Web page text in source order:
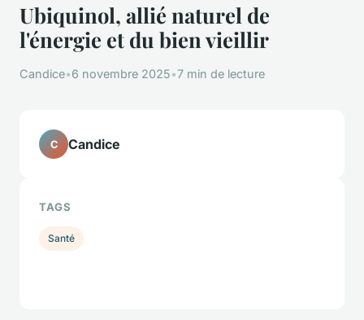
Ubiquinol, allié naturel de
l'énergie et du bien vieillir
Candice•6 novembre 2025•7 min de lecture
C Candice
TAGS
Santé